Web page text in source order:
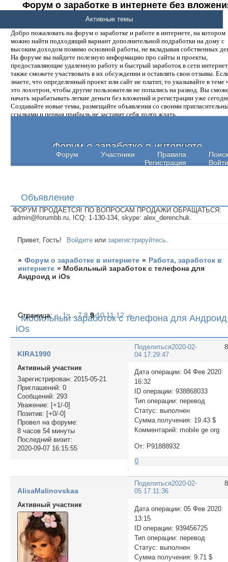
Форум о заработке в интернете без
денег.
Добро пожаловать на форум о заработке и работе в интернете, на котором
можно найти подходящий вариант дополнительной подработки на дому с
высоким доходом помимо основной работы, не вкладывая собственных
На форуме вы найдете полезную информацию про сайты и проекты,
предоставляющие удаленную работу и быстрый заработок в сети
также сможете участвовать в их обсуждении и оставлять свои отзывы.
знаете, что определенный проект или сайт не платит, то указывайте в теме
это лохотрон, чтобы другие пользователи не попались на развод. Вы
начать зарабатывать легкие деньги без вложений и регистрации уже
Создавайте новые темы, размещайте объявления со своими
ссылками и первая прибыль не заставит себя долго ждать.
Форум о заработке в интернете
Форум Участники Правила
Поиск
Регистрация
Войти
Активные темы
Объявление
ФОРУМ ПРОДАЕТСЯ! ПО ВОПРОСАМ ПРОДАЖИ ОБРАЩАТЬСЯ:
admin@forumbb.ru, ICQ: 1-130-134, skype: alex_derenchuk.
Привет, Гость! Войдите илизарегистрируйтесь
» Форум о заработке в интернете » Работа, заработок в
интернете » Мобильный заработок с телефона для
Андроид и iOs
Мобильный заработок с телефона для
iOs
Страница:« 1 … 7 8 9 10 11 12 »
Поделиться2020-02-
04 17:29:47
KIRA1990
Активный участник
Зарегистрирован: 2015-05-21
Приглашений: 0
Сообщений: 293
Уважение: [+1/-0]
Позитив: [+0/-0]
Провел на форуме:
8 часов 54 минуты
Последний визит:
2020-09-07 16:15:55
Дата операции: 04 Фев 2020
16:32
ID операции: 938868033
Тип операции: перевод
Статус: выполнен
Сумма получения: 19.43 $
Комментарий: mobile ge org
От: P91888932
0
Поделиться2020-02-
05 17:11:36
AlisaMalinovskaa
Активный участник
Дата операции: 05 Фев 2020
13:15
ID операции: 939456725
Тип операции: перевод
Статус: выполнен
Сумма получения: 9.71 $